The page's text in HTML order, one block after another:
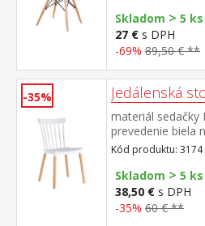
Skladom > 5 ks
27 € s DPH
-69% 89,50 € **
-35% Jedálenská
materiál sedačky
prevedenie biela
sedu 44 cm
Kód produktu: 3174
Skladom > 5 ks
38,50 € s DPH
-35% 60 € **